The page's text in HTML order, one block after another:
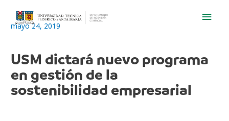
mayo 24, 2019
USM dictará nuevo programa
en gestión de la
sostenibilidad empresarial